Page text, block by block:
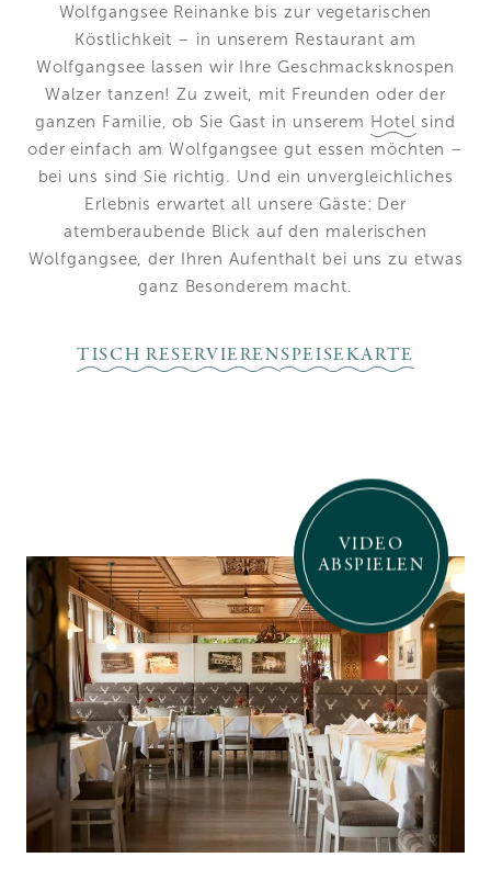
Fürberg
Gastgeber Geschichte
Fischerei
Lage & Anreise
Gutscheine Impressionen
Zimmer & Suiten
Wolfgangsee Reinanke bis zur vegetarischen
Köstlichkeit – in unserem Restaurant am
Wolfgangsee lassen wir Ihre Geschmacksknospen
Walzer tanzen! Zu zweit, mit Freunden oder der
ganzen Familie, ob Sie Gast in unserem Hotel sind
oder einfach am Wolfgangsee gut essen möchten –
bei uns sind Sie richtig. Und ein unvergleichliches
Erlebnis erwartet all unsere Gäste: Der
atemberaubende Blick auf den malerischen
Wolfgangsee, der Ihren Aufenthalt bei uns zu etwas
ganz Besonderem macht.
TISCH RESERVIERENSPEISEKARTE
VIDEO
ABSPIELEN